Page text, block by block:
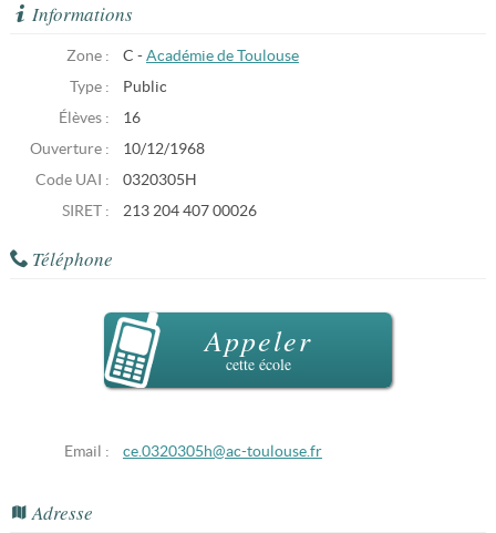
Informations
Zone : C - Académie de Toulouse
Type :
Public
Élèves :
16
Ouverture :
10/12/1968
Code UAI :
0320305H
SIRET :
213 204 407 00026
Téléphone
Appeler
cette école
Email : ce.0320305h@ac-toulouse.fr
Adresse